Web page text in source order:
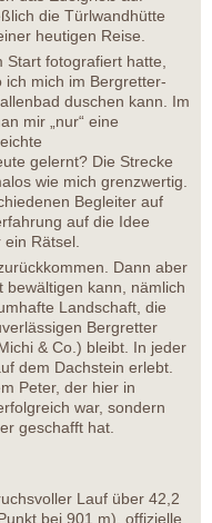
die Türlwandhütte
heutigen Reise.
fotografiert hatte,
ich mich im Bergretter-
duschen kann. Im
mir „nur“ eine
gelernt? Die Strecke
wie mich grenzwertig.
Begleiter auf
auf die Idee
Rätsel.
Dann aber
kann, nämlich
Landschaft, die
Bergretter
& Co.) bleibt. In jeder
dem Dachstein erlebt.
Peter, der hier in
war, sondern
geschafft hat.
Lauf über 42,2
bei 901 m), offizielle